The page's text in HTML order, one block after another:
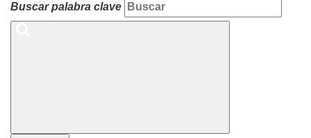
Buscar palabra clave